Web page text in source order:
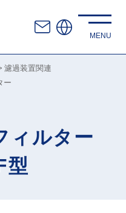
濾過装置関連
ー
ィルター
型